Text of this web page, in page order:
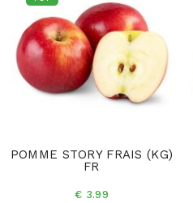
POMME STORY FRAIS (KG)
FR
€ 3.99